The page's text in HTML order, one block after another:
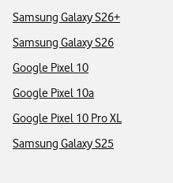
Samsung Galaxy S26+
Samsung Galaxy S26
Google Pixel 10
Google Pixel 10a
Google Pixel 10 Pro XL
Samsung Galaxy S25